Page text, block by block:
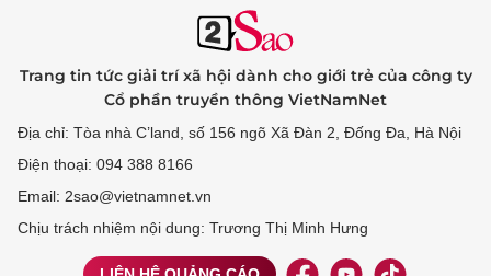
Trang tin tức giải trí xã hội dành cho giới trẻ của công ty
Cổ phần truyền thông VietNamNet
Địa chỉ: Tòa nhà C’land, số 156 ngõ Xã Đàn 2, Đống Đa, Hà Nội
Điện thoại: 094 388 8166
Email: 2sao@vietnamnet.vn
Chịu trách nhiệm nội dung: Trương Thị Minh Hưng